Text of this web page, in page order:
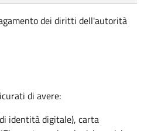
dei diritti dell'autorità
di avere:
identità digitale), carta